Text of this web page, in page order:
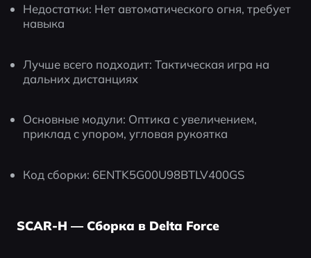
Недостатки: Нет автоматического огня, требует
навыка
Лучше всего подходит: Тактическая игра на
дальних дистанциях
Основные модули: Оптика с увеличением,
приклад с упором, угловая рукоятка
Код сборки: 6ENTK5G00U98BTLV400GS
SCAR-H — Сборка в Delta Force